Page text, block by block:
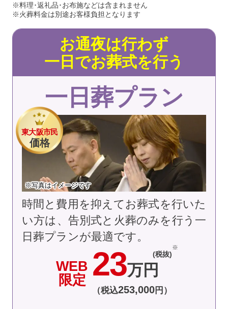
※料理･返礼品･お布施などは含まれません
※火葬料金は別途お客様負担となります
東大阪市民
価格
※写真はイメージです
お通夜は行わず
一日でお葬式を行う
一日葬プラン
WEB
限定 23万円
(税抜)
（税込253,000円）
時間と費用を抑えてお葬式を行いた
い方は、告別式と火葬のみを行う一
日葬プランが最適です。